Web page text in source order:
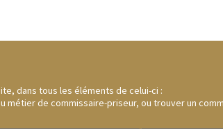
dans tous les éléments de celui-ci :
métier de commissaire-priseur, ou trouver un